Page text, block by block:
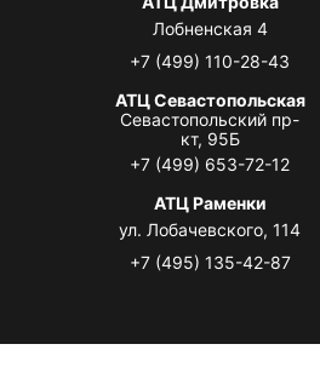
Лобненская 4
+7 (499) 110-28-43
АТЦ Севастопольская
Севастопольский пр-
кт, 95Б
+7 (499) 653-72-12
АТЦ Раменки
ул. Лобачевского, 114
+7 (495) 135-42-87